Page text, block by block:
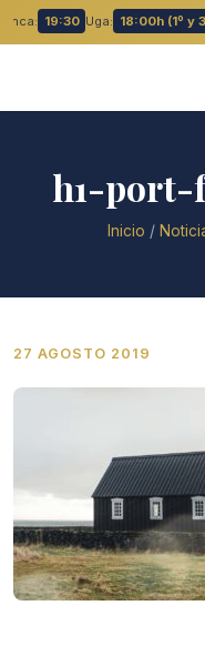
19:30 Uga: 18:00h (1º y
h1-port-
Inicio /
27 AGOSTO 2019